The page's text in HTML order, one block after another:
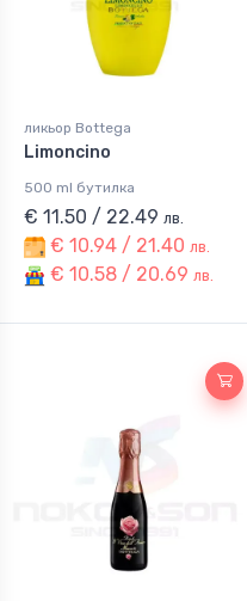
ликьор Bottega
Limoncino
500 ml бутилка
€ 11.50 / 22.49 лв.
€ 10.94 / 21.40 лв.
€ 10.58 / 20.69 лв.